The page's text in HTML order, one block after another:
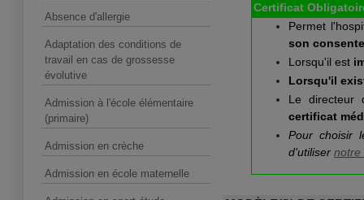
Absence d'allergie
Adaptation des conditions de
travail en cas de grossesse
évolutive
Admission à l'école élémentaire
(primaire)
Admission en crèche
Admission en école maternelle
Certificat
Permet
son
Lorsqu'il est
Lorsqu'il
Le directeur
certificat
Pour choisir
d'utiliser notre